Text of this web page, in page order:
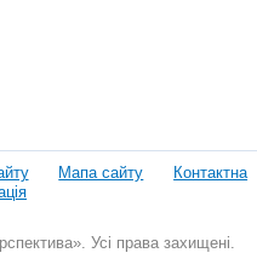
Мапа сайту
Контактна
Усі права захищені.